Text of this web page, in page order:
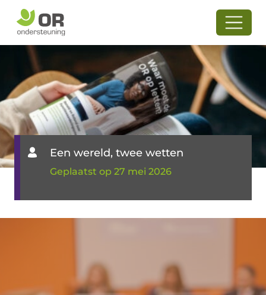
Een wereld, twee wetten
Geplaatst op 27 mei 2026